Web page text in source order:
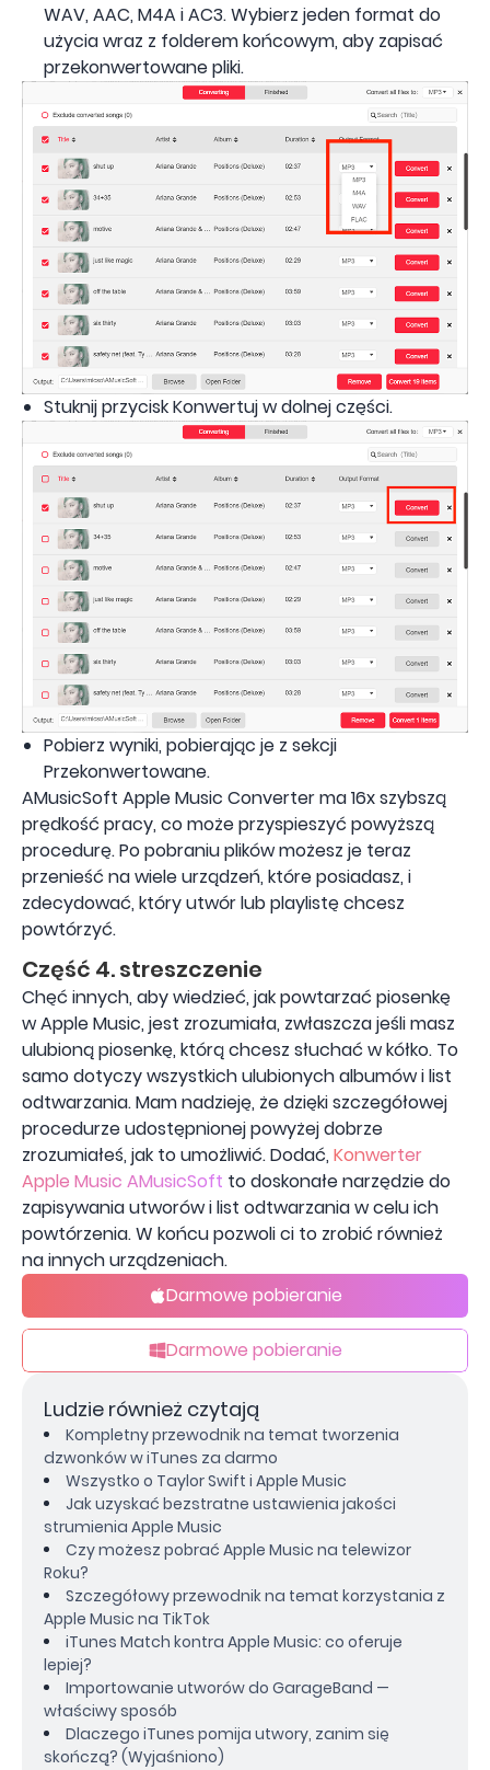
WAV, AAC, M4A i AC3. Wybierz jeden format do
użycia wraz z folderem końcowym, aby zapisać
przekonwertowane pliki.
Stuknij przycisk Konwertuj w dolnej części.
Pobierz wyniki, pobierając je z sekcji
Przekonwertowane.
AMusicSoft Apple Music Converter ma 16x szybszą
prędkość pracy, co może przyspieszyć powyższą
procedurę. Po pobraniu plików możesz je teraz
przenieść na wiele urządzeń, które posiadasz, i
zdecydować, który utwór lub playlistę chcesz
powtórzyć.
Część 4. streszczenie
Chęć innych, aby wiedzieć, jak powtarzać piosenkę
w Apple Music, jest zrozumiała, zwłaszcza jeśli masz
ulubioną piosenkę, którą chcesz słuchać w kółko. To
samo dotyczy wszystkich ulubionych albumów i list
odtwarzania. Mam nadzieję, że dzięki szczegółowej
procedurze udostępnionej powyżej dobrze
zrozumiałeś, jak to umożliwić. Dodać, Konwerter
Apple Music AMusicSoft to doskonałe narzędzie do
zapisywania utworów i list odtwarzania w celu ich
powtórzenia. W końcu pozwoli ci to zrobić również
na innych urządzeniach.
Darmowe pobieranie
Darmowe pobieranie
Ludzie również czytają
Kompletny przewodnik na temat tworzenia
dzwonków w iTunes za darmo
Wszystko o Taylor Swift i Apple Music
Jak uzyskać bezstratne ustawienia jakości
strumienia Apple Music
Czy możesz pobrać Apple Music na telewizor
Roku?
Szczegółowy przewodnik na temat korzystania z
Apple Music na TikTok
iTunes Match kontra Apple Music: co oferuje
lepiej?
Importowanie utworów do GarageBand —
właściwy sposób
Dlaczego iTunes pomija utwory, zanim się
skończą? (Wyjaśniono)